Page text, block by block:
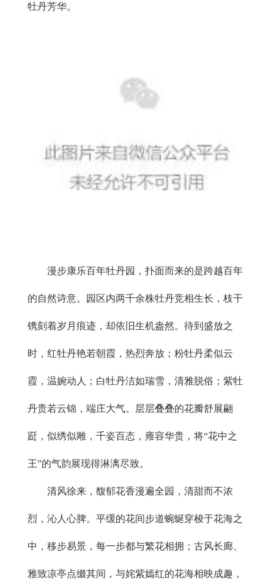
牡丹芳华。
漫步康乐百年牡丹园，扑面而来的是跨越百年
的自然诗意。园区内两千余株牡丹竞相生长，枝干
镌刻着岁月痕迹，却依旧生机盎然。待到盛放之
时，红牡丹艳若朝霞，热烈奔放；粉牡丹柔似云
霞，温婉动人；白牡丹洁如瑞雪，清雅脱俗；紫牡
丹贵若云锦，端庄大气。层层叠叠的花瓣舒展翩
跹，似绣似雕，千姿百态，雍容华贵，将“花中之
王”的气韵展现得淋漓尽致。
清风徐来，馥郁花香漫遍全园，清甜而不浓
烈，沁人心脾。平缓的花间步道蜿蜒穿梭于花海之
中，移步易景，每一步都与繁花相拥；古风长廊、
雅致凉亭点缀其间，与姹紫嫣红的花海相映成趣，